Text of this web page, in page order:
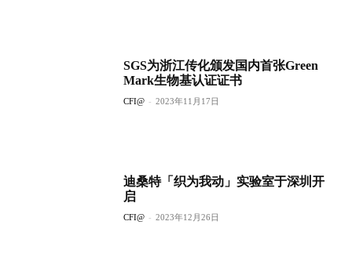
SGS为浙江传化颁发国内首张Green
Mark生物基认证证书
CFI@ - 2023年11月17日
迪桑特「织为我动」实验室于深圳开
启
CFI@ - 2023年12月26日